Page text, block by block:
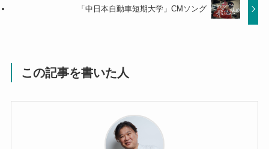
「中日本自動車短期大学」CMソング
この記事を書いた人